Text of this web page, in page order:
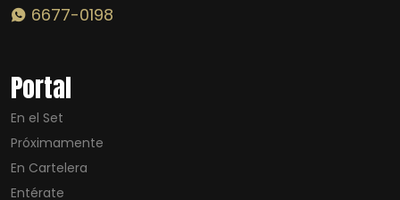
6677-0198
Portal
En el Set
Próximamente
En Cartelera
Entérate